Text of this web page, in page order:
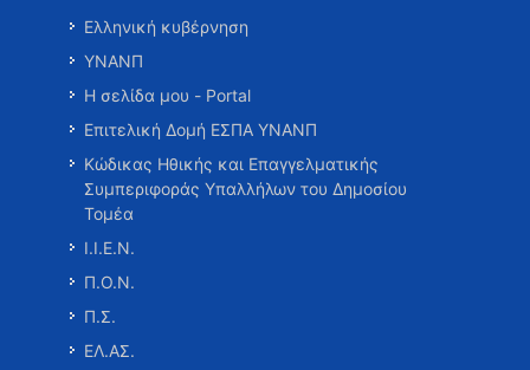
Ελληνική κυβέρνηση
ΥΝΑΝΠ
Η σελίδα μου - Portal
Επιτελική Δομή ΕΣΠΑ ΥΝΑΝΠ
Κώδικας Ηθικής και Επαγγελματικής
Συμπεριφοράς Υπαλλήλων του Δημοσίου
Τομέα
Ι.Ι.Ε.Ν.
Π.Ο.Ν.
Π.Σ.
ΕΛ.ΑΣ.